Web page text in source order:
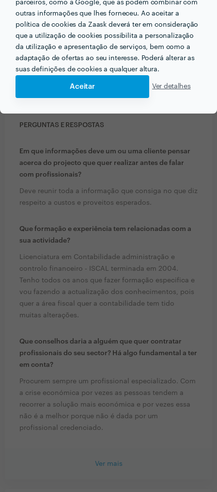
parceiros, como a Google, que as podem combinar com
outras informações que lhes forneceu. Ao aceitar a
política de cookies da Zaask deverá ter em consideração
que a utilização de cookies possibilita a personalização
da utilização e apresentação de serviços, bem como a
adaptação de ofertas ao seu interesse. Poderá alterar as
suas definições de cookies a qualquer altura.
Aceitar Ver detalhes
PERGUNTAS E RESPOSTAS
Em que informações deve um ou uma cliente pensar
acerca do projecto que quer realizar antes de falar
com profissionais?
Deve reunir toda a informação que consiga no que diz
respeito a custos e proveitos esperados.
Que formação e experiência tem relacionadas com a
sua actividade?
Licenciatura em Contabilidade administração e
controlo financeiro - ISCAL terminada em 2004.
Tenho todos os anos que fazer formação especifica e
vou fazendo a actualização dos conhecimentos, pois
quer a área fiscal quer a contabilidade tem tido
muitas alterações.
Que conselhos daria a alguém que quer contratar
profissionais do seu sector? Há algo fundamental a ter
em conta?
Procurem sempre um profissional especializado. Com
a crise económica por vezes as pessoas tendem a
recorrer a solução mais económica e por vezes essa
não é a melhor porque não é dada por um
profissional credenciado.
Ver mais